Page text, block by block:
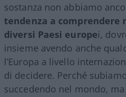
sostanza non abbiamo
tendenza a comprendere
diversi Paesi europei,
insieme avendo anche
l’Europa a livello
di decidere. Perché
succedendo nel mondo,